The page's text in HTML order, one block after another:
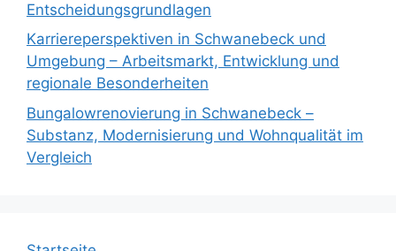
Entscheidungsgrundlagen
Karriereperspektiven in Schwanebeck und
Umgebung – Arbeitsmarkt, Entwicklung und
regionale Besonderheiten
Bungalowrenovierung in Schwanebeck –
Substanz, Modernisierung und Wohnqualität im
Vergleich